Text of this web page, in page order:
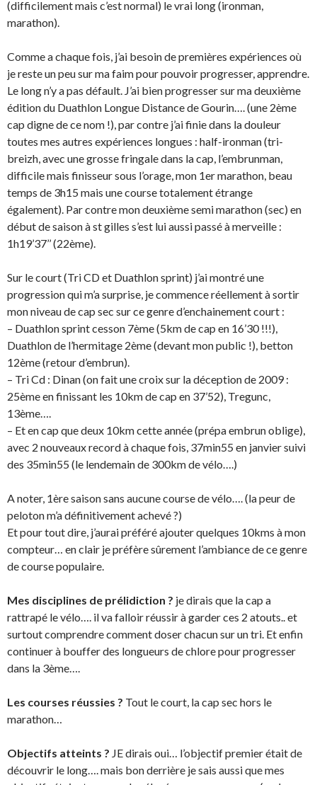
(difficilement mais c’est normal) le vrai long (ironman,
marathon).
Comme a chaque fois, j’ai besoin de premières expériences où
je reste un peu sur ma faim pour pouvoir progresser, apprendre.
Le long n’y a pas défault. J’ai bien progresser sur ma deuxième
édition du Duathlon Longue Distance de Gourin…. (une 2ème
cap digne de ce nom !), par contre j’ai finie dans la douleur
toutes mes autres expériences longues : half-ironman (tri-
breizh, avec une grosse fringale dans la cap, l’embrunman,
difficile mais finisseur sous l’orage, mon 1er marathon, beau
temps de 3h15 mais une course totalement étrange
également). Par contre mon deuxième semi marathon (sec) en
début de saison à st gilles s’est lui aussi passé à merveille :
1h19’37’’ (22ème).
Sur le court (Tri CD et Duathlon sprint) j’ai montré une
progression qui m’a surprise, je commence réellement à sortir
mon niveau de cap sec sur ce genre d’enchainement court :
– Duathlon sprint cesson 7ème (5km de cap en 16’30 !!!),
Duathlon de l’hermitage 2ème (devant mon public !), betton
12ème (retour d’embrun).
– Tri Cd : Dinan (on fait une croix sur la déception de 2009 :
25ème en finissant les 10km de cap en 37’52), Tregunc,
13ème….
– Et en cap que deux 10km cette année (prépa embrun oblige),
avec 2 nouveaux record à chaque fois, 37min55 en janvier suivi
des 35min55 (le lendemain de 300km de vélo….)
A noter, 1ère saison sans aucune course de vélo…. (la peur de
peloton m’a définitivement achevé ?)
Et pour tout dire, j’aurai préféré ajouter quelques 10kms à mon
compteur… en clair je préfère sûrement l’ambiance de ce genre
de course populaire.
Mes disciplines de prélidiction ? je dirais que la cap a
rattrapé le vélo…. il va falloir réussir à garder ces 2 atouts.. et
surtout comprendre comment doser chacun sur un tri. Et enfin
continuer à bouffer des longueurs de chlore pour progresser
dans la 3ème….
Les courses réussies ? Tout le court, la cap sec hors le
marathon…
Objectifs atteints ? JE dirais oui… l’objectif premier était de
découvrir le long…. mais bon derrière je sais aussi que mes